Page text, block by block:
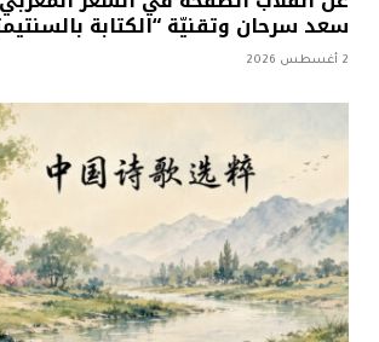
سعد سرحان وتقنيّة “الكتابة
2 أغسطس 2026